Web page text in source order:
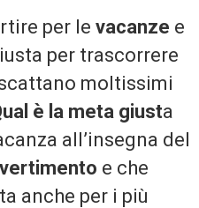
per le vacanze e
per trascorrere
moltissimi
è la meta giusta
all’insegna del
e che
anche per i più